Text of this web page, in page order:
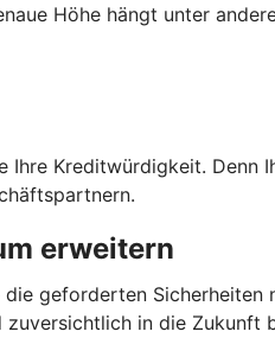
Höhe hängt unter
Ihre Kreditwürdigkeit. Denn
erweitern
die geforderten
zuversichtlich in die Zukunft